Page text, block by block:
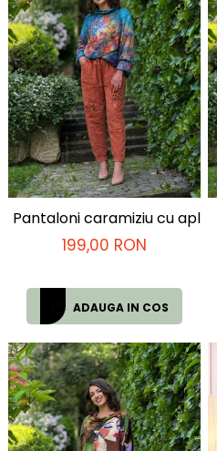
Pantaloni caramiziu cu
199,00 RON
ADAUGA IN COS